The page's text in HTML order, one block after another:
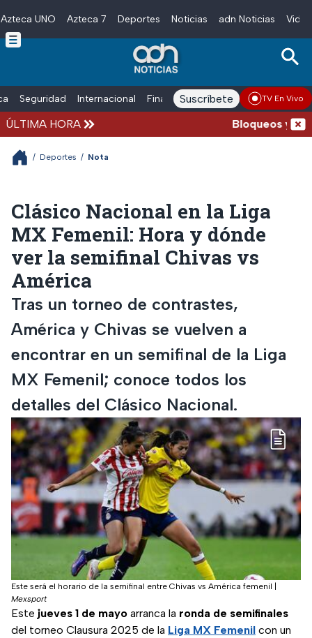
Skip to main content
Azteca UNO Azteca 7 Deportes Noticias adn Noticias
Seguridad Internacional Finanzas adn Noticias Radio
Suscríbete TV En Vivo
ÚLTIMA HORA Bloqueos y
/ Deportes / Nota
Clásico Nacional en la Liga
MX Femenil: Hora y dónde
ver la semifinal Chivas vs
América
Tras un torneo de contrastes,
América y Chivas se vuelven a
encontrar en un semifinal de la Liga
MX Femenil; conoce todos los
detalles del Clásico Nacional.
Este será el horario de la semifinal entre Chivas vs América femenil
Mexsport
Este jueves 1 de mayo arranca la ronda de semifinales
del torneo Clausura 2025 de la Liga MX Femenil con un